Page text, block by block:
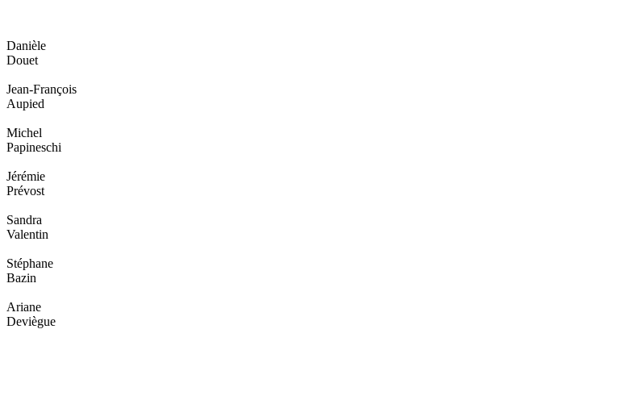
Danièle
Douet
Jean-François
Aupied
Michel
Papineschi
Jérémie
Prévost
Sandra
Valentin
Stéphane
Bazin
Ariane
Deviègue